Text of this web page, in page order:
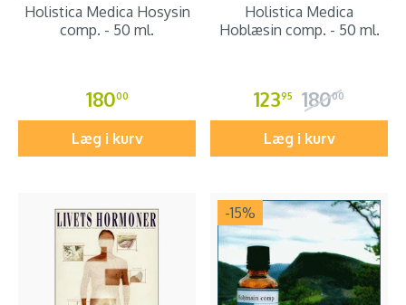
Holistica Medica Hosysin
comp. - 50 ml.
18000
Læg i kurv
Holistica Medica
Hoblæsin comp. - 50 ml.
12395 18000
Læg i kurv
-15%